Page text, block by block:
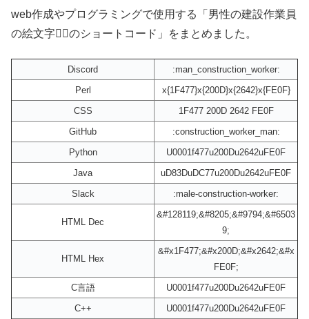
web作成やプログラミングで使用する「男性の建設作業員
の絵文字👷‍♂️のショートコード」をまとめました。
Discord
:man_construction_worker:
Perl
x{1F477}x{200D}x{2642}x{FE0F}
CSS
1F477 200D 2642 FE0F
GitHub
:construction_worker_man:
Python
U0001f477u200Du2642uFE0F
Java
uD83DuDC77u200Du2642uFE0F
Slack
:male-construction-worker:
HTML Dec
&#128119;&#8205;&#9794;&#6503
9;
HTML Hex
&#x1F477;&#x200D;&#x2642;&#x
FE0F;
C言語
U0001f477u200Du2642uFE0F
C++
U0001f477u200Du2642uFE0F